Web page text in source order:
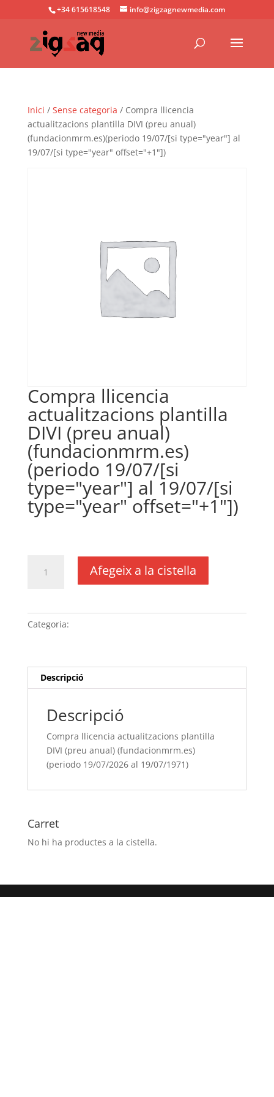
+34 615618548 info@zigzagnewmedia.com
Inici / Sense categoria / Compra llicencia
actualitzacions plantilla DIVI (preu anual)
(fundacionmrm.es)(periodo 19/07/[si type="year"] al
19/07/[si type="year" offset="+1"])
Compra llicencia
actualitzacions plantilla
DIVI (preu anual)
(fundacionmrm.es)
(periodo 19/07/[si
type="year"] al 19/07/[si
type="year" offset="+1"])
actualitzacions
plantilla
anual)
(fundacionmrm.es)
19/07/[si
type="year"]
19/07/[si
type="year"
offset="+1"])
Afegeix a la cistella
Categoria:
Descripció
Descripció
Compra llicencia actualitzacions plantilla
DIVI (preu anual) (fundacionmrm.es)
(periodo 19/07/2026 al 19/07/1971)
Carret
No hi ha productes a la cistella.